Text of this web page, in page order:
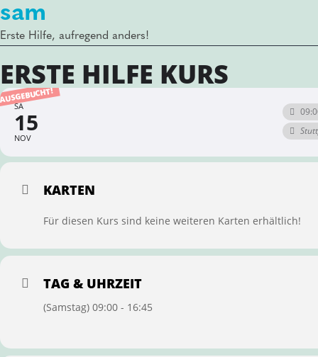
sam
Erste Hilfe, aufregend anders!
ERSTE HILFE KURS
SA
15
NOV
KARTEN
Für diesen Kurs sind keine weiteren Karten erhältlich!
TAG & UHRZEIT
(Samstag) 09:00 - 16:45